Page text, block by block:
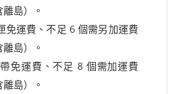
島）。
免運費、不足 6 個需另加運費
島）。
免運費、不足 8 個需加運費
島）。